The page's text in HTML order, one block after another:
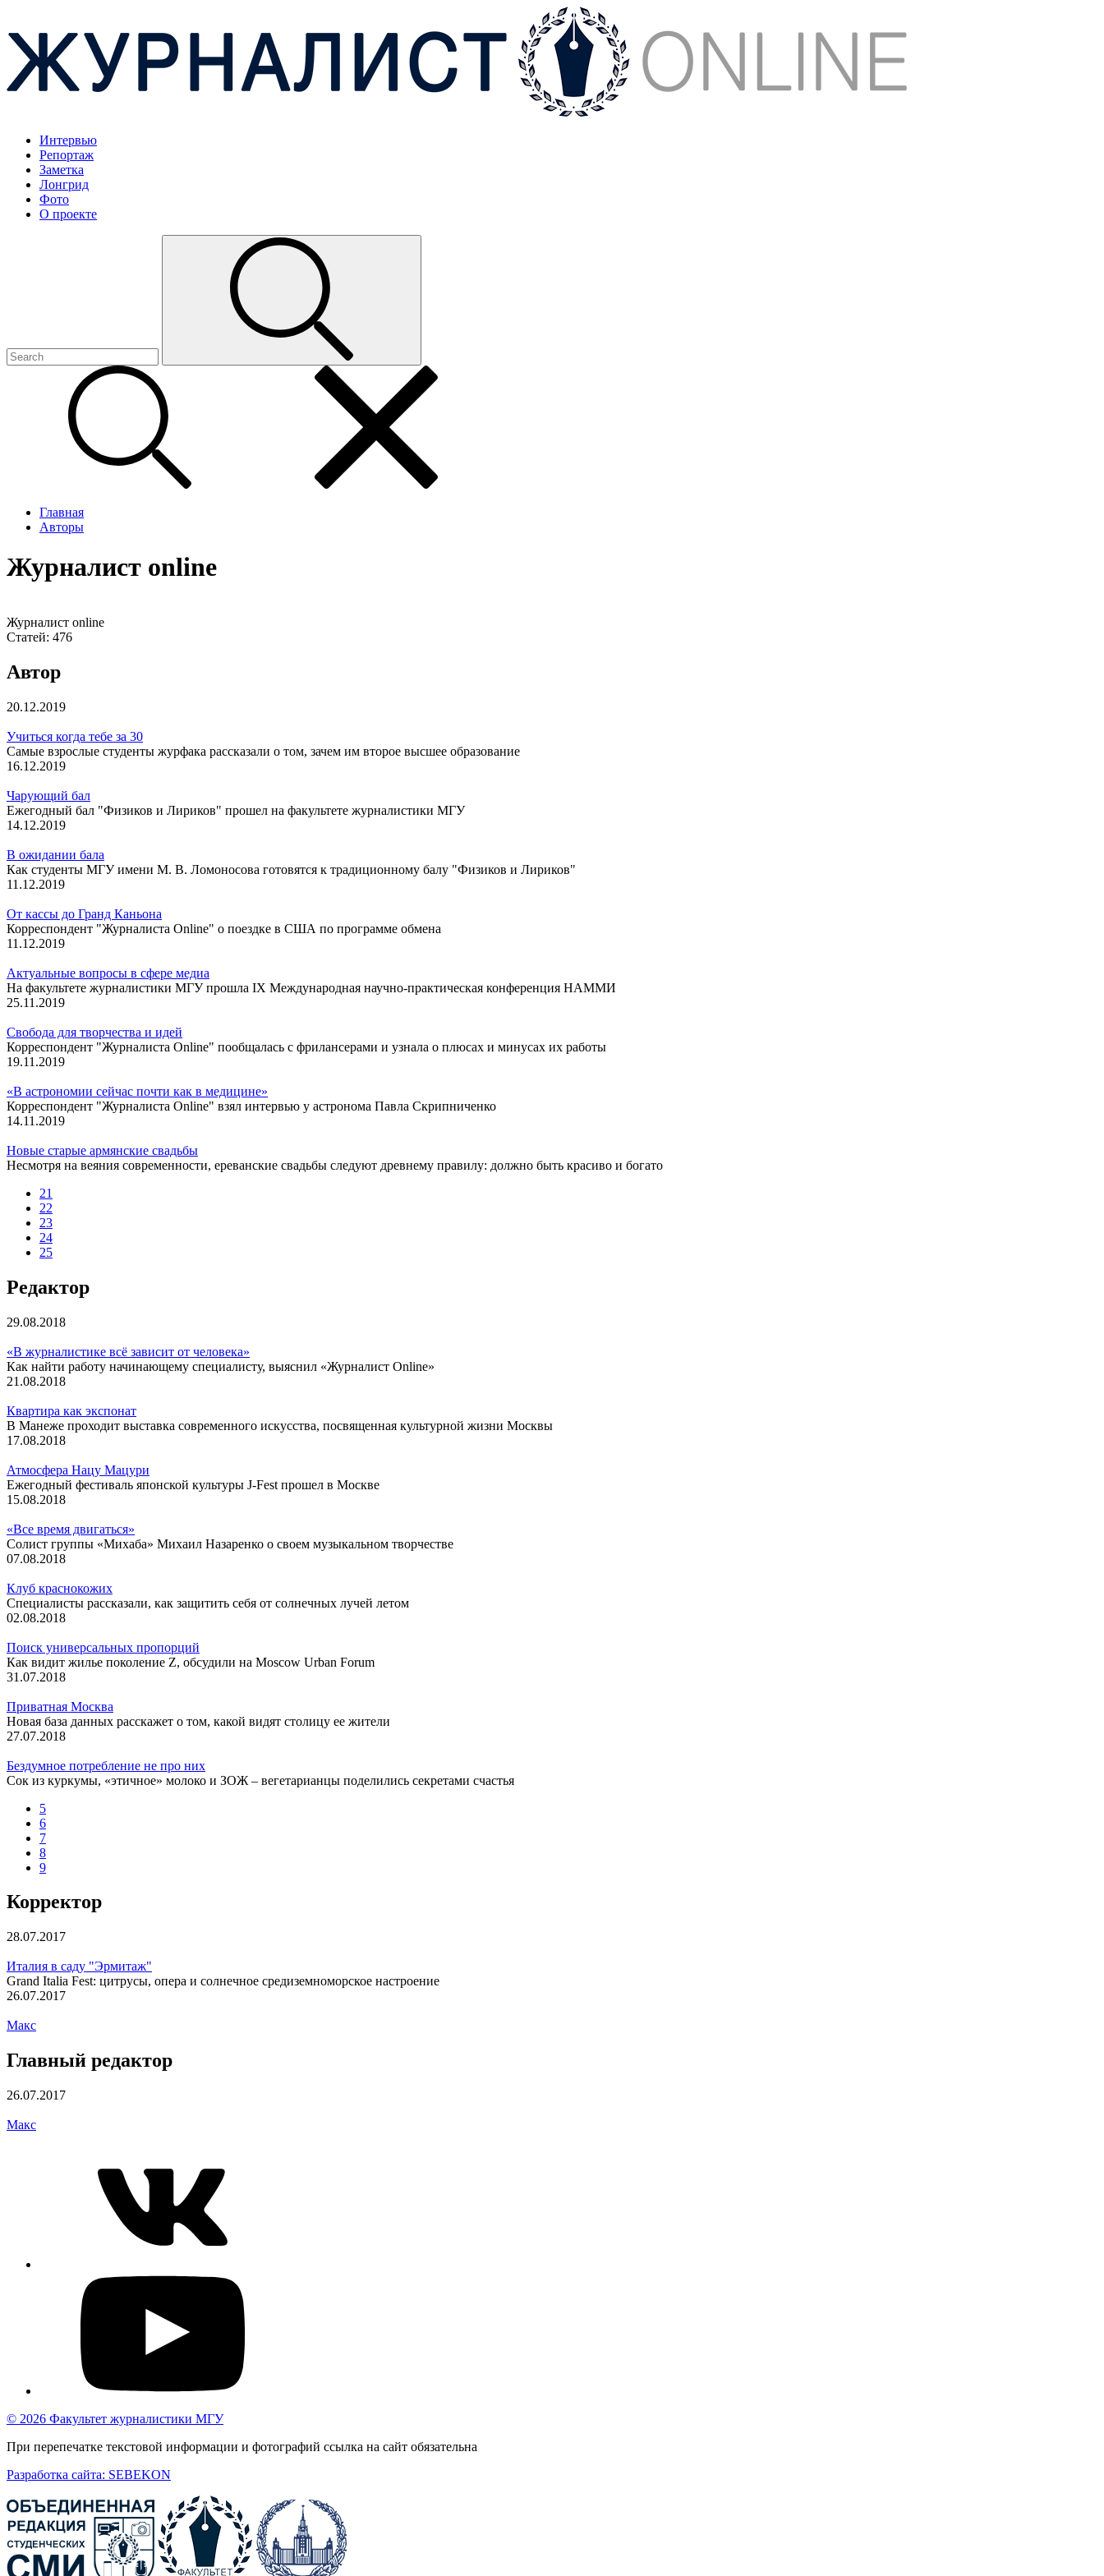
Интервью
Репортаж
Заметка
Лонгрид
Фото
О проекте
Главная
Авторы
Журналист online
Журналист online
Статей: 476
Автор
20.12.2019
Учиться когда тебе за 30
Самые взрослые студенты журфака рассказали о том, зачем им второе высшее образование
16.12.2019
Чарующий бал
Ежегодный бал "Физиков и Лириков" прошел на факультете журналистики МГУ
14.12.2019
В ожидании бала
Как студенты МГУ имени М. В. Ломоносова готовятся к традиционному балу "Физиков и Лириков"
11.12.2019
От кассы до Гранд Каньона
Корреспондент "Журналиста Online" о поездке в США по программе обмена
11.12.2019
Актуальные вопросы в сфере медиа
На факультете журналистики МГУ прошла IX Международная научно-практическая конференция НАММИ
25.11.2019
Свобода для творчества и идей
Корреспондент "Журналиста Online" пообщалась с фрилансерами и узнала о плюсах и минусах их работы
19.11.2019
«В астрономии сейчас почти как в медицине»
Корреспондент "Журналиста Online" взял интервью у астронома Павла Скрипниченко
14.11.2019
Новые старые армянские свадьбы
Несмотря на веяния современности, ереванские свадьбы следуют древнему правилу: должно быть красиво и богато
21
22
23
24
25
Редактор
29.08.2018
«В журналистике всё зависит от человека»
Как найти работу начинающему специалисту, выяснил «Журналист Online»
21.08.2018
Квартира как экспонат
В Манеже проходит выставка современного искусства, посвященная культурной жизни Москвы
17.08.2018
Атмосфера Нацу Мацури
Ежегодный фестиваль японской культуры J-Fest прошел в Москве
15.08.2018
«Все время двигаться»
Солист группы «Михаба» Михаил Назаренко о своем музыкальном творчестве
07.08.2018
Клуб краснокожих
Специалисты рассказали, как защитить себя от солнечных лучей летом
02.08.2018
Поиск универсальных пропорций
Как видит жилье поколение Z, обсудили на Moscow Urban Forum
31.07.2018
Приватная Москва
Новая база данных расскажет о том, какой видят столицу ее жители
27.07.2018
Бездумное потребление не про них
Сок из куркумы, «этичное» молоко и ЗОЖ – вегетарианцы поделились секретами счастья
5
6
7
8
9
Корректор
28.07.2017
Италия в саду "Эрмитаж"
Grand Italia Fest: цитрусы, опера и солнечное средиземноморское настроение
26.07.2017
Макс
Главный редактор
26.07.2017
Макс
© 2026 Факультет журналистики МГУ
При перепечатке текстовой информации и фотографий ссылка на сайт обязательна
Разработка сайта: SEBEKON